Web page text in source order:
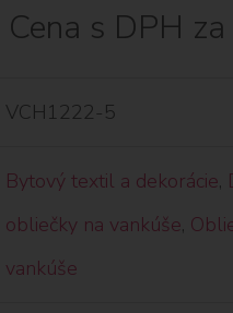
Cena s DPH za
VCH1222-5
Bytový textil a dekorácie,
obliečky na vankúše,
vankúše